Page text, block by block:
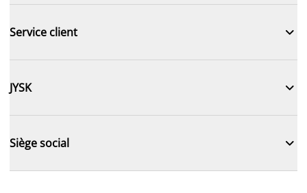
Service client 
JYSK 
Siège social 